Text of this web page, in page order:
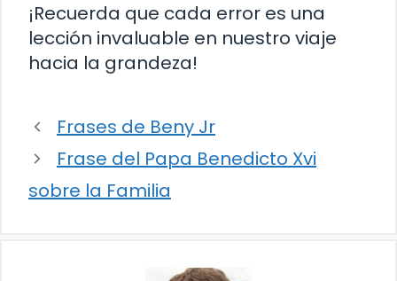
¡Recuerda que cada error es una
lección invaluable en nuestro viaje
hacia la grandeza!
Frases de Beny Jr
Frase del Papa Benedicto Xvi
sobre la Familia